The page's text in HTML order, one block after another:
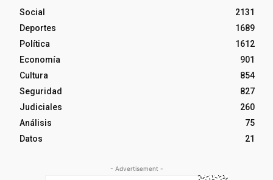
Social
2131
Deportes
1689
Política
1612
Economía
901
Cultura
854
Seguridad
827
Judiciales
260
Análisis
75
Datos
21
- Advertisement -